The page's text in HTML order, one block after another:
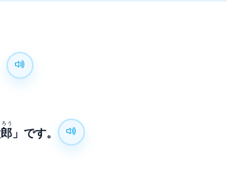
郎
ろう
」です。